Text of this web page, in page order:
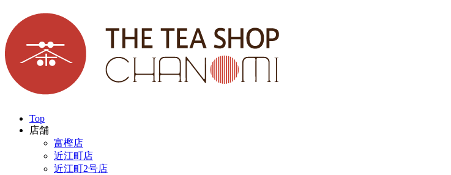
Top
店舗
富樫店
近江町店
近江町2号店